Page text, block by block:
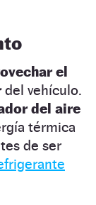
el
del vehículo.
del aire
térmica
de ser